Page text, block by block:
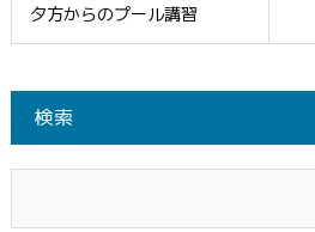
夕方からのプール講習
検索